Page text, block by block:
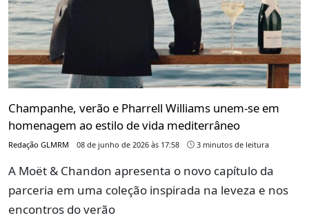
Champanhe, verão e Pharrell Williams unem-se em
homenagem ao estilo de vida mediterrâneo
Redação GLMRM 08 de junho de 2026 às 17:58 3 minutos de leitura
A Moët & Chandon apresenta o novo capítulo da
parceria em uma coleção inspirada na leveza e nos
encontros do verão